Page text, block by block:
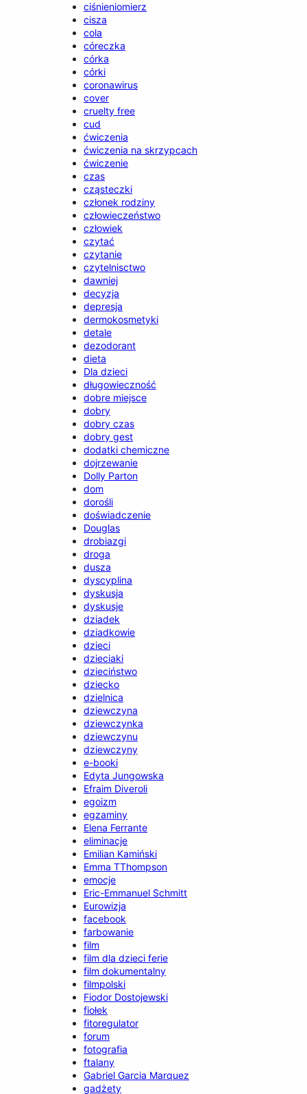
ciśnieniomierz
cisza
cola
córeczka
córka
córki
coronawirus
cover
cruelty free
cud
ćwiczenia
ćwiczenia na skrzypcach
ćwiczenie
czas
cząsteczki
członek rodziny
człowieczeństwo
człowiek
czytać
czytanie
czytelnisctwo
dawniej
decyzja
depresja
dermokosmetyki
detale
dezodorant
dieta
Dla dzieci
długowieczność
dobre miejsce
dobry
dobry czas
dobry gest
dodatki chemiczne
dojrzewanie
Dolly Parton
dom
dorośli
doświadczenie
Douglas
drobiazgi
droga
dusza
dyscyplina
dyskusja
dyskusje
dziadek
dziadkowie
dzieci
dzieciaki
dzieciństwo
dziecko
dzielnica
dziewczyna
dziewczynka
dziewczynu
dziewczyny
e-booki
Edyta Jungowska
Efraim Diveroli
egoizm
egzaminy
Elena Ferrante
eliminacje
Emilian Kamiński
Emma TThompson
emocje
Eric-Emmanuel Schmitt
Eurowizja
facebook
farbowanie
film
film dla dzieci ferie
film dokumentalny
filmpolski
Fiodor Dostojewski
fiołek
fitoregulator
forum
fotografia
ftalany
Gabriel Garcia Marquez
gadżety